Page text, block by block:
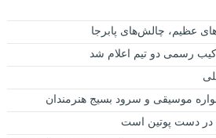
عظیم، چالش‌های پابرجا
ترکیب رسمی دو تیم اعلام شد
موسیقی و سرود بسیج هنرمندان
در دست پوتین است